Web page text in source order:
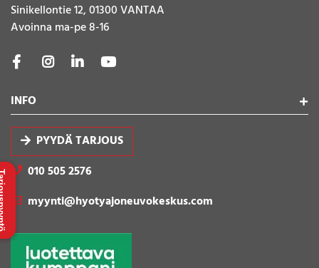
Sinikellontie 12, 01300 VANTAA
Avoinna ma-pe 8-16
INFO
PYYDÄ TARJOUS
010 505 2576
myynti@hyotyajoneuvokeskus.com